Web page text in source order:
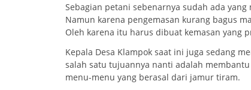
Sebagian petani sebenarnya sudah ada
Namun karena pengemasan kurang bagus
Oleh karena itu harus dibuat kemasan yang
Kepala Desa Klampok saat ini juga sedang
salah satu tujuannya nanti adalah
menu-menu yang berasal dari jamur tiram.